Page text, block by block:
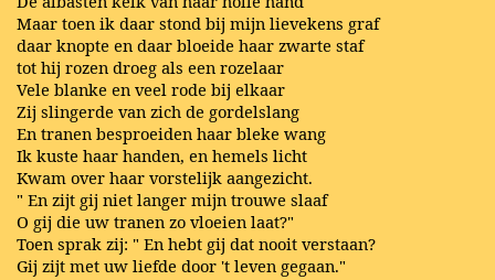
Maar toen ik daar stond bij mijn lievekens graf
daar knopte en daar bloeide haar zwarte staf
tot hij rozen droeg als een rozelaar
Vele blanke en veel rode bij elkaar
Zij slingerde van zich de gordelslang
En tranen besproeiden haar bleke wang
Ik kuste haar handen, en hemels licht
Kwam over haar vorstelijk aangezicht.
" En zijt gij niet langer mijn trouwe slaaf
O gij die uw tranen zo vloeien laat?"
Toen sprak zij: " En hebt gij dat nooit verstaan?
Gij zijt met uw liefde door 't leven gegaan."